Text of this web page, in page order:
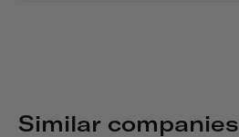
Similar companies